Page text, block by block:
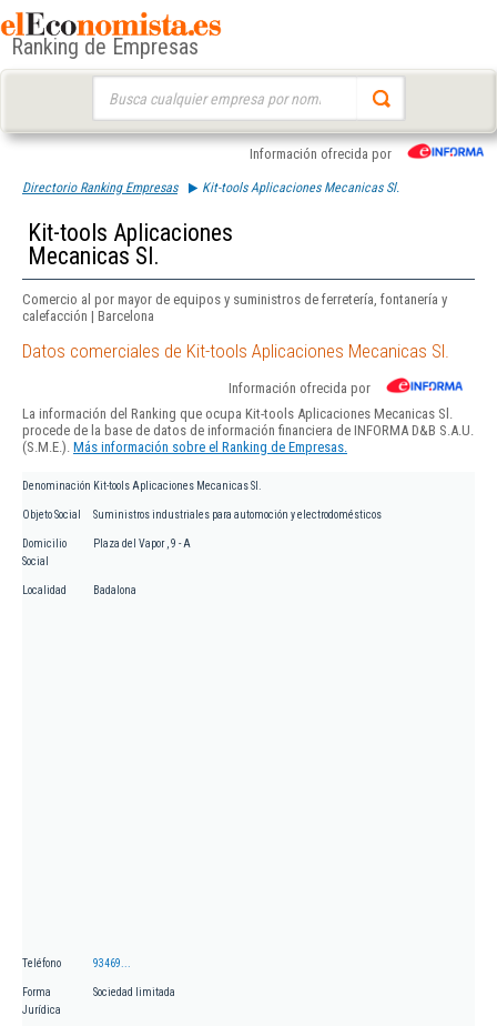
Ranking de Empresas
Información ofrecida por
Directorio Ranking Empresas Kit-tools Aplicaciones Mecanicas Sl.
Kit-tools Aplicaciones
Mecanicas Sl.
Comercio al por mayor de equipos y suministros de ferretería, fontanería y
calefacción | Barcelona
Datos comerciales de Kit-tools Aplicaciones Mecanicas Sl.
Información ofrecida por
La información del Ranking que ocupa Kit-tools Aplicaciones Mecanicas Sl.
procede de la base de datos de información financiera de INFORMA D&B S.A.U.
(S.M.E.). Más información sobre el Ranking de Empresas.
Denominación Kit-tools Aplicaciones Mecanicas Sl.
Objeto Social Suministros industriales para automoción y electrodomésticos
Domicilio
Social
Plaza del Vapor , 9 - A
Localidad Badalona
Teléfono 93469...
Forma
Jurídica
Sociedad limitada